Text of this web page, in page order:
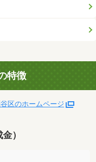
特徴
区のホームページ
）